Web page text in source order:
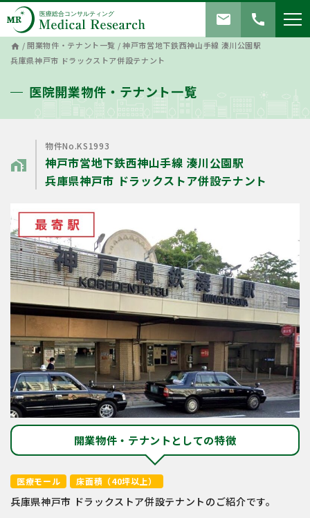
call
mail
home /開業物件・テナント一覧 /神戸市営地下鉄西神山手線 湊川公園駅
兵庫県神戸市 ドラックストア併設テナント
医院開業物件・テナント一覧
home_work
物件No.KS1993
神戸市営地下鉄西神山手線 湊川公園駅
兵庫県神戸市 ドラックストア併設テナント
開業物件・テナントとしての特徴
医療モール 床面積（40坪以上）
兵庫県神戸市 ドラックストア併設テナントのご紹介です。